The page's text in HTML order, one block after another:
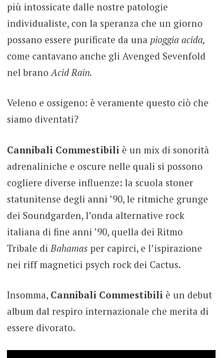
più intossicate dalle nostre patologie
individualiste, con la speranza che un giorno
possano essere purificate da una pioggia acida,
come cantavano anche gli Avenged Sevenfold
nel brano Acid Rain.
Veleno e ossigeno: è veramente questo ciò che
siamo diventati?
Cannibali Commestibili è un mix di sonorità
adrenaliniche e oscure nelle quali si possono
cogliere diverse influenze: la scuola stoner
statunitense degli anni ’90, le ritmiche grunge
dei Soundgarden, l’onda alternative rock
italiana di fine anni ’90, quella dei Ritmo
Tribale di Bahamas per capirci, e l’ispirazione
nei riff magnetici psych rock dei Cactus.
Insomma, Cannibali Commestibili è un debut
album dal respiro internazionale che merita di
essere divorato.